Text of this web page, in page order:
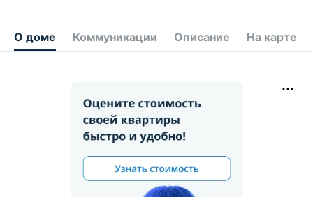
О доме Коммуникации Описание На карте